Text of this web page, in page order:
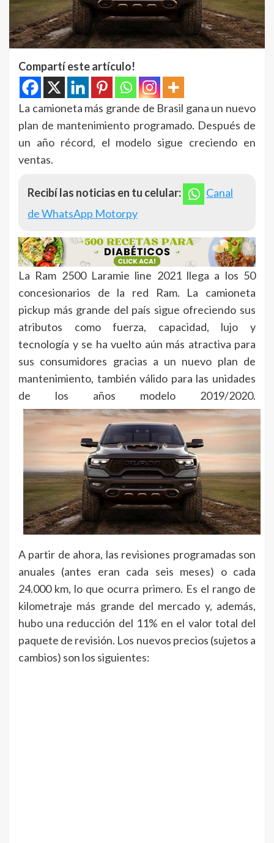
Compartí este artículo!
La camioneta más grande de Brasil gana un nuevo
plan de mantenimiento programado. Después de
un año récord, el modelo sigue creciendo en
ventas.
Recibí las noticias en tu celular:
Canal
de WhatsApp Motorpy
La Ram 2500 Laramie line 2021 llega a los 50
concesionarios de la red Ram. La camioneta
pickup más grande del país sigue ofreciendo sus
atributos como fuerza, capacidad, lujo y
tecnología y se ha vuelto aún más atractiva para
sus consumidores gracias a un nuevo plan de
mantenimiento, también válido para las unidades
de los años modelo 2019/2020.
A partir de ahora, las revisiones programadas son
anuales (antes eran cada seis meses) o cada
24.000 km, lo que ocurra primero. Es el rango de
kilometraje más grande del mercado y, además,
hubo una reducción del 11% en el valor total del
paquete de revisión. Los nuevos precios (sujetos a
cambios) son los siguientes: